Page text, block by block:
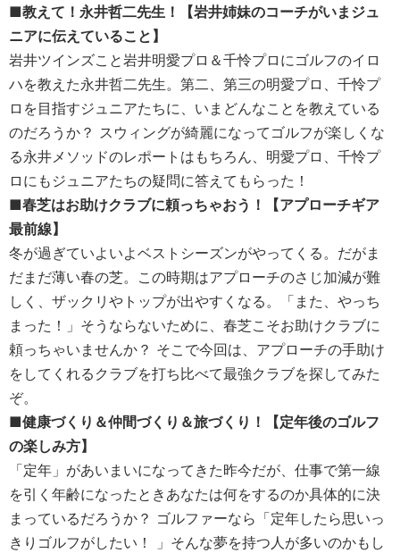
■教えて！永井哲二先生！【岩井姉妹のコーチがいまジュ
ニアに伝えていること】
岩井ツインズこと岩井明愛プロ＆千怜プロにゴルフのイロ
ハを教えた永井哲二先生。第二、第三の明愛プロ、千怜プ
ロを目指すジュニアたちに、いまどんなことを教えている
のだろうか？ スウィングが綺麗になってゴルフが楽しくな
る永井メソッドのレポートはもちろん、明愛プロ、千怜プ
ロにもジュニアたちの疑問に答えてもらった！
■春芝はお助けクラブに頼っちゃおう！【アプローチギア
最前線】
冬が過ぎていよいよベストシーズンがやってくる。だがま
だまだ薄い春の芝。この時期はアプローチのさじ加減が難
しく、ザックリやトップが出やすくなる。「また、やっち
まった！」そうならないために、春芝こそお助けクラブに
頼っちゃいませんか？ そこで今回は、アプローチの手助け
をしてくれるクラブを打ち比べて最強クラブを探してみた
ぞ。
■健康づくり＆仲間づくり＆旅づくり！【定年後のゴルフ
の楽しみ方】
「定年」があいまいになってきた昨今だが、仕事で第一線
を引く年齢になったときあなたは何をするのか具体的に決
まっているだろうか？ ゴルファーなら「定年したら思いっ
きりゴルフがしたい！ 」そんな夢を持つ人が多いのかもし